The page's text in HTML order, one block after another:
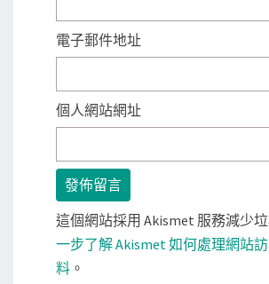
電子郵件地址
個人網站網址
這個網站採用 Akismet 服務減少
一步了解 Akismet 如何處理網站
料 。